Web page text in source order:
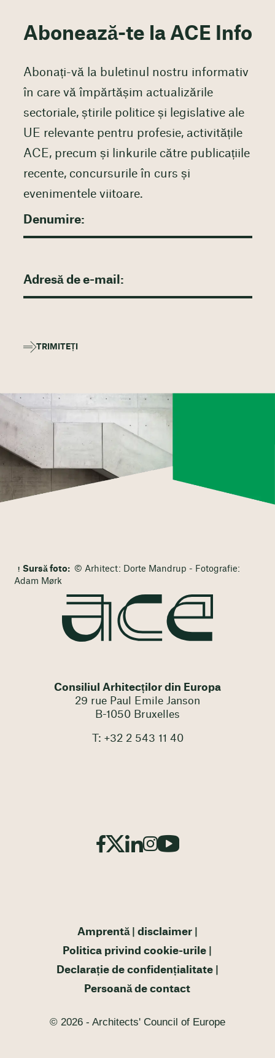
Abonează-te la ACE Info
Abonați-vă la buletinul nostru informativ
în care vă împărtășim actualizările
sectoriale, știrile politice și legislative ale
UE relevante pentru profesie, activitățile
ACE, precum și linkurile către publicațiile
recente, concursurile în curs și
evenimentele viitoare.
TRIMITEȚI
Sursă foto: © Arhitect: Dorte Mandrup - Fotografie:
Adam Mørk
Consiliul Arhitecților din Europa
29 rue Paul Emile Janson
B-1050 Bruxelles
T: +32 2 543 11 40
Amprentă
disclaimer
Politica privind cookie-urile
Declarație de confidențialitate
Persoană de contact
© 2026 - Architects' Council of Europe